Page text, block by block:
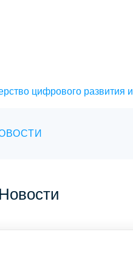
цифрового развития